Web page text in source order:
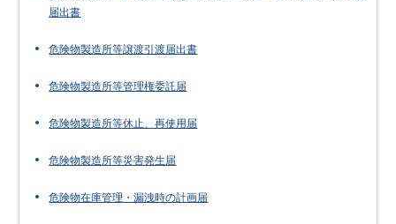
届出書
危険物製造所等譲渡引渡届出書
危険物製造所等管理権委託届
危険物製造所等休止、再使用届
危険物製造所等災害発生届
危険物在庫管理・漏洩時の計画届